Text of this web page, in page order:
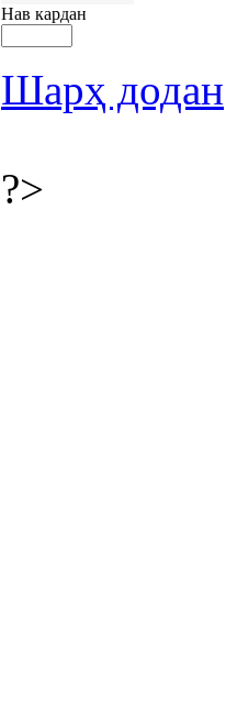
Нав кардан
Шарҳ додан
?>